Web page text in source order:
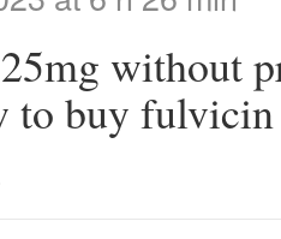
without
to buy fulvicin